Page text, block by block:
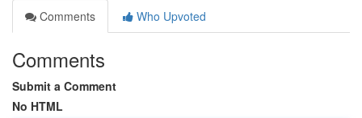
Comments
Who Upvoted
Comments
Submit a Comment
No HTML